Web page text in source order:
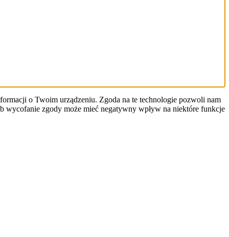
o Twoim urządzeniu. Zgoda na te technologie pozwoli nam
wycofanie zgody może mieć negatywny wpływ na niektóre funkcje